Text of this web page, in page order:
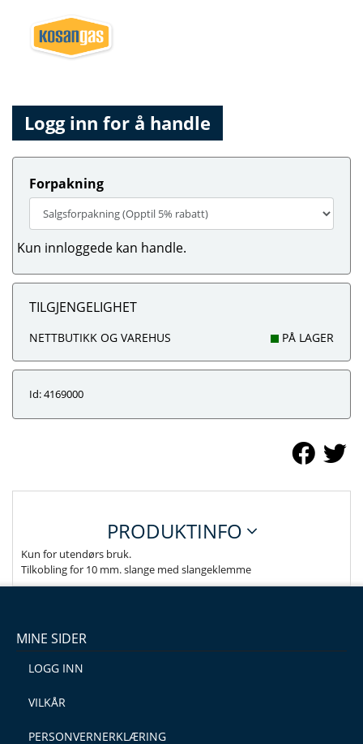
Logg inn for å handle
Forpakning
Kun innloggede kan handle.
TILGJENGELIGHET
NETTBUTIKK OG VAREHUS PÅ LAGER
Id: 4169000
PRODUKTINFO
Kun for utendørs bruk.
Tilkobling for 10 mm. slange med slangeklemme
MINE SIDER
LOGG INN
VILKÅR
PERSONVERNERKLÆRING